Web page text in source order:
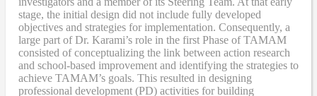
stage, the initial design did not include fully developed
objectives and strategies for implementation. Consequently, a
large part of Dr. Karami’s role in the first Phase of TAMAM
consisted of conceptualizing the link between action research
and school-based improvement and identifying the strategies to
achieve TAMAM’s goals. This resulted in designing
professional development (PD) activities for building